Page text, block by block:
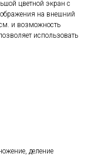
цветной экран с
на внешний
и возможность
использовать
деление